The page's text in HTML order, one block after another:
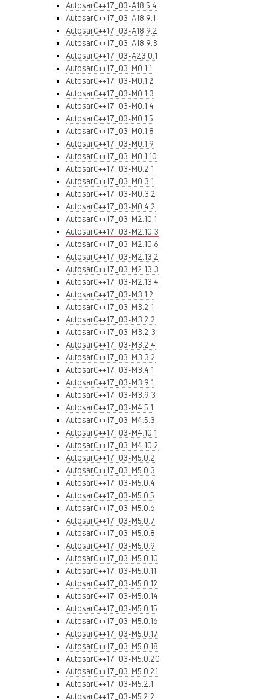
AutosarC++17_03-A18.5.4
AutosarC++17_03-A18.9.1
AutosarC++17_03-A18.9.2
AutosarC++17_03-A18.9.3
AutosarC++17_03-A23.0.1
AutosarC++17_03-M0.1.1
AutosarC++17_03-M0.1.2
AutosarC++17_03-M0.1.3
AutosarC++17_03-M0.1.4
AutosarC++17_03-M0.1.5
AutosarC++17_03-M0.1.8
AutosarC++17_03-M0.1.9
AutosarC++17_03-M0.1.10
AutosarC++17_03-M0.2.1
AutosarC++17_03-M0.3.1
AutosarC++17_03-M0.3.2
AutosarC++17_03-M0.4.2
AutosarC++17_03-M2.10.1
AutosarC++17_03-M2.10.3
AutosarC++17_03-M2.10.6
AutosarC++17_03-M2.13.2
AutosarC++17_03-M2.13.3
AutosarC++17_03-M2.13.4
AutosarC++17_03-M3.1.2
AutosarC++17_03-M3.2.1
AutosarC++17_03-M3.2.2
AutosarC++17_03-M3.2.3
AutosarC++17_03-M3.2.4
AutosarC++17_03-M3.3.2
AutosarC++17_03-M3.4.1
AutosarC++17_03-M3.9.1
AutosarC++17_03-M3.9.3
AutosarC++17_03-M4.5.1
AutosarC++17_03-M4.5.3
AutosarC++17_03-M4.10.1
AutosarC++17_03-M4.10.2
AutosarC++17_03-M5.0.2
AutosarC++17_03-M5.0.3
AutosarC++17_03-M5.0.4
AutosarC++17_03-M5.0.5
AutosarC++17_03-M5.0.6
AutosarC++17_03-M5.0.7
AutosarC++17_03-M5.0.8
AutosarC++17_03-M5.0.9
AutosarC++17_03-M5.0.10
AutosarC++17_03-M5.0.11
AutosarC++17_03-M5.0.12
AutosarC++17_03-M5.0.14
AutosarC++17_03-M5.0.15
AutosarC++17_03-M5.0.16
AutosarC++17_03-M5.0.17
AutosarC++17_03-M5.0.18
AutosarC++17_03-M5.0.20
AutosarC++17_03-M5.0.21
AutosarC++17_03-M5.2.1
AutosarC++17_03-M5.2.2